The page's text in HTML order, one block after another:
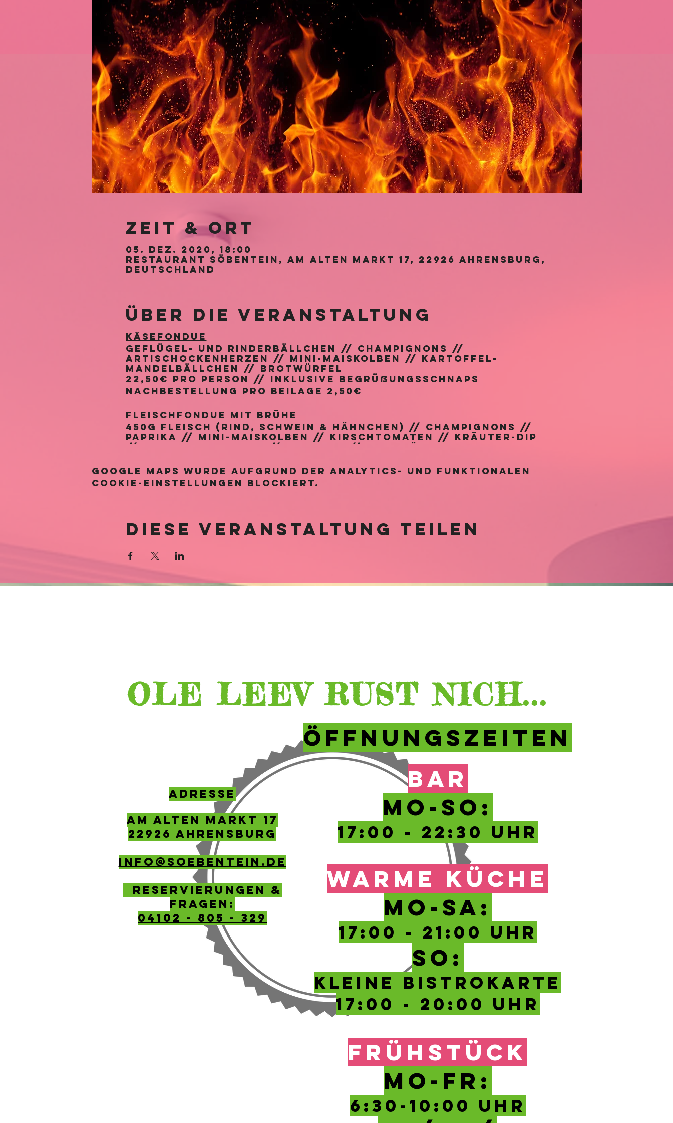
Zeit & Ort
05. Dez. 2020, 18:00
Restaurant Söbentein, Am Alten Markt 17, 22926 Ahrensburg,
Deutschland
Über die Veranstaltung
Käsefondue
Geflügel- und Rinderbällchen // Champignons //
Artischockenherzen // Mini-Maiskolben // Kartoffel-
Mandelbällchen // Brotwürfel
22,50€ pro Person
// inklusive Begrüßungsschnaps
Nachbestellung pro Beilage 2,50€
Fleischfondue mit Brühe
450g Fleisch (Rind, Schwein & Hähnchen) // Champignons //
Paprika // Mini-Maiskolben // Kirschtomaten // Kräuter-Dip
// Curry-Ananas-Dip // Chili-Dip // Brotwürfel
Nachbestellung pro Beilage 2,50€ // Nachbestellung 300g
Fleisch (Rind, Schwein & Hähnchen) 9,50€
Google Maps wurde aufgrund der Analytics- und funktionalen
Cookie-Einstellungen blockiert.
Diese Veranstaltung teilen
OLE LEEV RUST NICH...
ADRESSE
AM ALTEN MARKT 17
22926 AHRENSBURG
info@soebentein.de
Reservierungen &
Fragen:
04102 - 805 - 329
ÖFFNUNGSZEITEN
BAR
MO-SO:
17:00 - 22:30 UHR
WARME KÜCHE
MO-SA:
17:00 - 21:00 UHR
SO:
kleine Bistrokarte
17:00 - 20:00 Uhr
FRÜHSTÜCK
MO-FR:
6:30-10 :00 Uhr